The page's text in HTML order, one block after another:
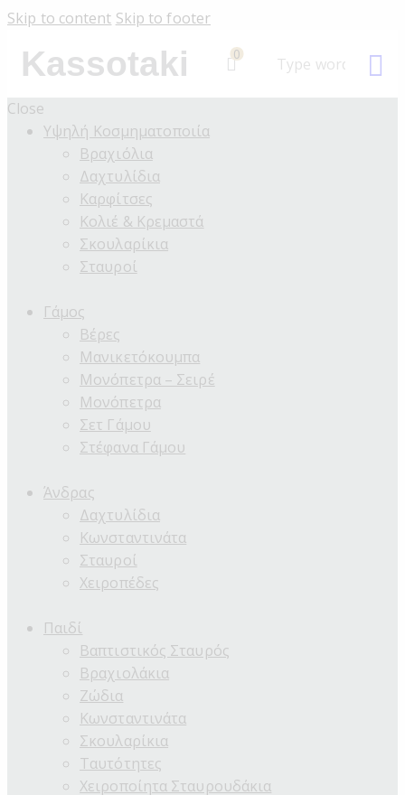
Skip to content Skip to footer
Kassotaki 0
Close
Υψηλή Κοσμηματοποιία
Βραχιόλια
Δαχτυλίδια
Καρφίτσες
Κολιέ & Κρεμαστά
Σκουλαρίκια
Σταυροί
Γάμος
Βέρες
Μανικετόκουμπα
Μονόπετρα – Σειρέ
Μονόπετρα
Σετ Γάμου
Στέφανα Γάμου
Άνδρας
Δαχτυλίδια
Κωνσταντινάτα
Σταυροί
Χειροπέδες
Παιδί
Βαπτιστικός Σταυρός
Βραχιολάκια
Ζώδια
Κωνσταντινάτα
Σκουλαρίκια
Ταυτότητες
Χειροποίητα Σταυρουδάκια